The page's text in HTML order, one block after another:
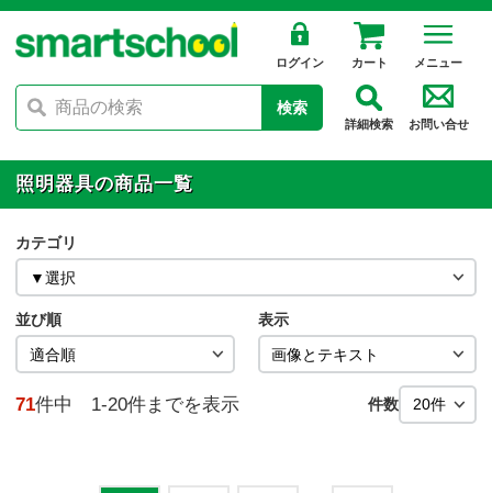
ログイン カート メニュー
検索
詳細検索 お問い合せ
照明器具の商品一覧
カテゴリ
並び順 表示
71件中 1-20件までを表示 件数